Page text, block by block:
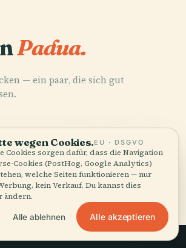
Padua.
— ein paar, die sich gut
PLACE
PLACE
Alle 50 Orte in Padua
wegen Cookies.EU · DSGVO
Cookies sorgen dafür, dass die Navigation
Cookies (PostHog, Google Analytics)
welche Seiten funktionieren — nur
kein Verkauf. Du kannst dies
ändern.
Alle ablehnen Alle akzeptieren